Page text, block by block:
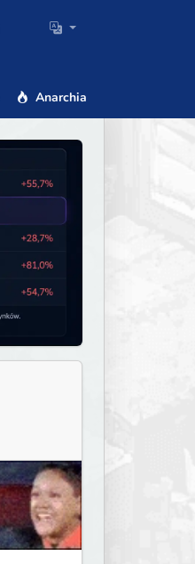
Anarchia